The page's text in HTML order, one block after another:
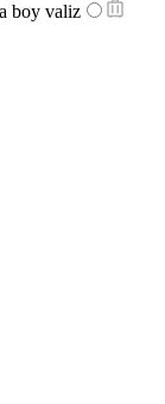
boy valiz